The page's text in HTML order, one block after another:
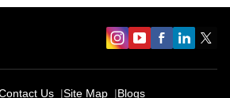
Us Site Map Blogs